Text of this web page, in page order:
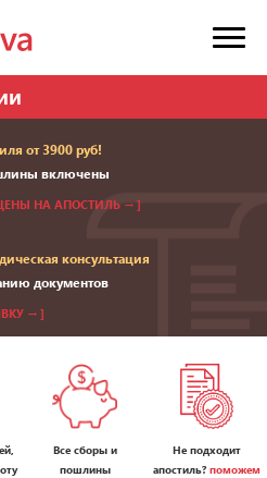
от 3900 руб!
включены
НА АПОСТИЛЬ → ]
консультация
документов
→ ]
Все сборы и
пошлины
Не подходит
апостиль?поможем